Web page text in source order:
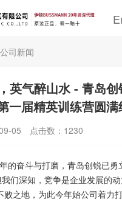
公司新闻
英气醉山水 - 青岛
一届精英训练营圆满
05 点击数： 1230
的奋斗与打磨，青岛创锐已勇
们深知，竞争是企业发展的
败之地，为此今年始公司着力